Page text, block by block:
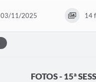
03/11/2025 14
FOTOS - 15ª